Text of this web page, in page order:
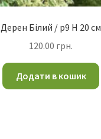
Дерен Білий / p9 H 20 см
120.00 грн.
Додати в кошик